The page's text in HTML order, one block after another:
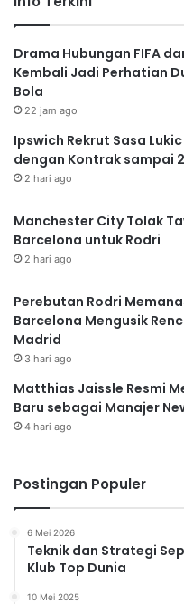
Drama Hubungan FIFA
Kembali Jadi Perhatian
Bola
22 jam ago
Ipswich Rekrut Sasa
dengan Kontrak sampai
2 hari ago
Manchester City Tolak
Barcelona untuk Rodri
2 hari ago
Perebutan Rodri
Barcelona Mengusik
Madrid
3 hari ago
Matthias Jaissle Resmi
Baru sebagai Manajer
4 hari ago
Postingan Populer
6 Mei 2026
Teknik dan Strategi
Klub Top Dunia
10 Mei 2025